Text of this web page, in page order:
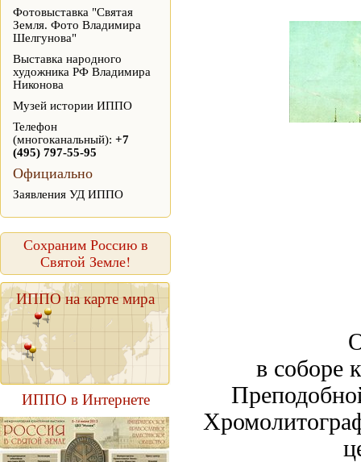
Фотовыставка "Святая
Земля. Фото Владимира
Шелгунова"
Выставка народного
художника РФ Владимира
Никонова
Музей истории ИППО
Телефон
(многоканальный): +7
(495) 797-55-95
Официально
Заявления УД ИППО
Сохраним Россию в
Святой Земле!
ИППО на карте мира
ИППО в Интернете
в соборе